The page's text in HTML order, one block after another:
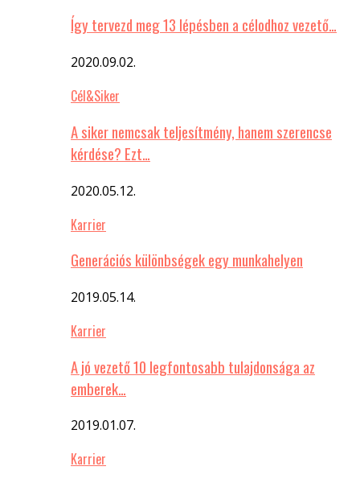
Így tervezd meg 13 lépésben a célodhoz vezető…
2020.09.02.
Cél&Siker
A siker nemcsak teljesítmény, hanem szerencse
kérdése? Ezt…
2020.05.12.
Karrier
Generációs különbségek egy munkahelyen
2019.05.14.
Karrier
A jó vezető 10 legfontosabb tulajdonsága az
emberek…
2019.01.07.
Karrier